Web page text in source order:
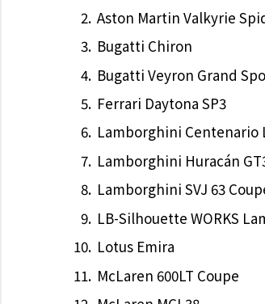
Aston Martin Valkyrie
Bugatti Chiron
Bugatti Veyron Grand
Ferrari Daytona SP3
Lamborghini Centenario
Lamborghini Huracán
Lamborghini SVJ 63
LB-Silhouette WORKS
Lotus Emira
McLaren 600LT Coupe